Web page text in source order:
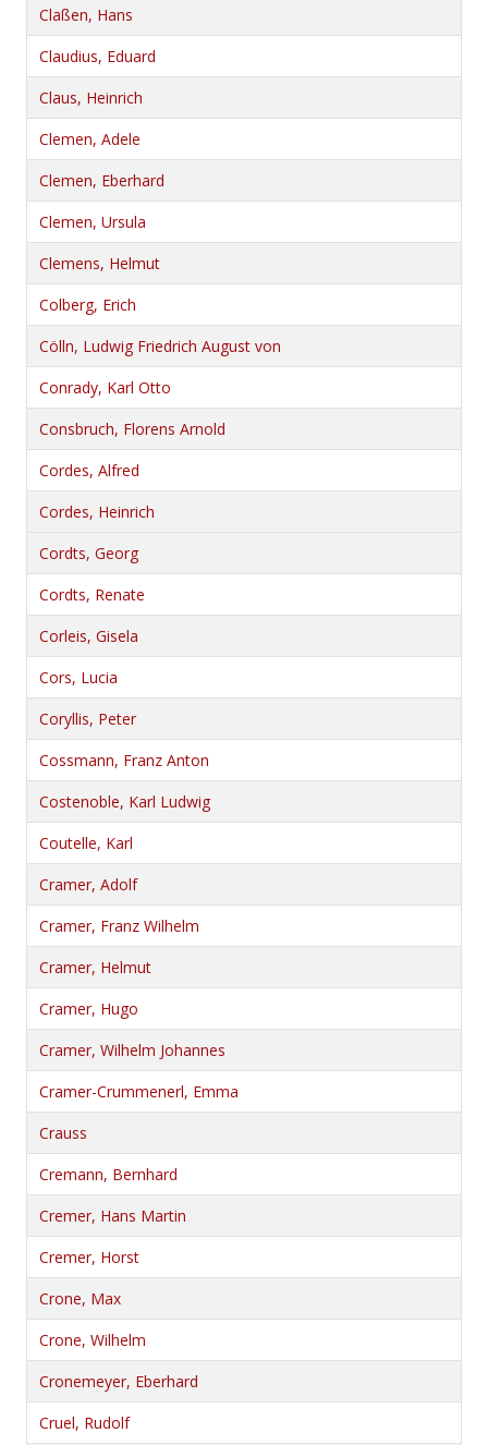
Claßen, Hans
Claudius, Eduard
Claus, Heinrich
Clemen, Adele
Clemen, Eberhard
Clemen, Ursula
Clemens, Helmut
Colberg, Erich
Cölln, Ludwig Friedrich August von
Conrady, Karl Otto
Consbruch, Florens Arnold
Cordes, Alfred
Cordes, Heinrich
Cordts, Georg
Cordts, Renate
Corleis, Gisela
Cors, Lucia
Coryllis, Peter
Cossmann, Franz Anton
Costenoble, Karl Ludwig
Coutelle, Karl
Cramer, Adolf
Cramer, Franz Wilhelm
Cramer, Helmut
Cramer, Hugo
Cramer, Wilhelm Johannes
Cramer-Crummenerl, Emma
Crauss
Cremann, Bernhard
Cremer, Hans Martin
Cremer, Horst
Crone, Max
Crone, Wilhelm
Cronemeyer, Eberhard
Cruel, Rudolf